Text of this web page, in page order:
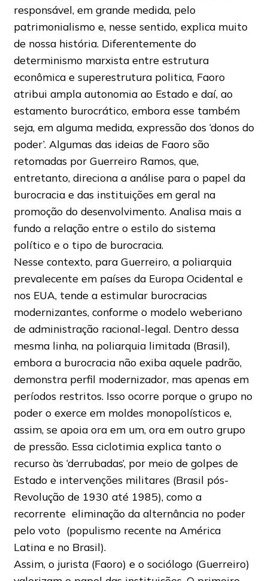
responsável, em grande medida, pelo
patrimonialismo e, nesse sentido, explica muito
de nossa história. Diferentemente do
determinismo marxista entre estrutura
econômica e superestrutura politica, Faoro
atribui ampla autonomia ao Estado e daí, ao
estamento burocrático, embora esse também
seja, em alguma medida, expressão dos ‘donos do
poder’. Algumas das ideias de Faoro são
retomadas por Guerreiro Ramos, que,
entretanto, direciona a análise para o papel da
burocracia e das instituições em geral na
promoção do desenvolvimento. Analisa mais a
fundo a relação entre o estilo do sistema
político e o tipo de burocracia.
Nesse contexto, para Guerreiro, a poliarquia
prevalecente em países da Europa Ocidental e
nos EUA, tende a estimular burocracias
modernizantes, conforme o modelo weberiano
de administração racional-legal. Dentro dessa
mesma linha, na poliarquia limitada (Brasil),
embora a burocracia não exiba aquele padrão,
demonstra perfil modernizador, mas apenas em
períodos restritos. Isso ocorre porque o grupo no
poder o exerce em moldes monopolísticos e,
assim, se apoia ora em um, ora em outro grupo
de pressão. Essa ciclotimia explica tanto o
recurso às ‘derrubadas’, por meio de golpes de
Estado e intervenções militares (Brasil pós-
Revolução de 1930 até 1985), como a
recorrente eliminação da alternância no poder
pelo voto (populismo recente na América
Latina e no Brasil).
Assim, o jurista (Faoro) e o sociólogo (Guerreiro)